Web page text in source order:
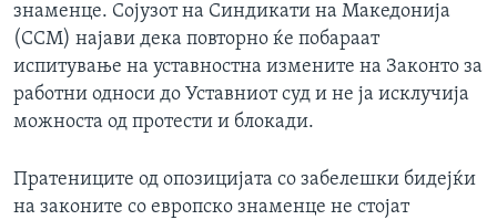
знаменце. Сојузот на Синдикати на Македонија
(ССМ) најави дека повторно ќе побараат
испитување на уставностна измените на Законто за
работни односи до Уставниот суд и не ја исклучија
можноста од протести и блокади.
Пратениците од опозицијата со забелешки бидејќи
на законите со европско знаменце не стојат